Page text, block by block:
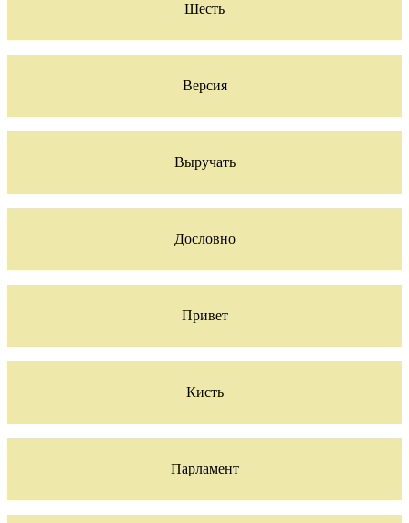
Шесть
Версия
Выручать
Дословно
Привет
Кисть
Парламент